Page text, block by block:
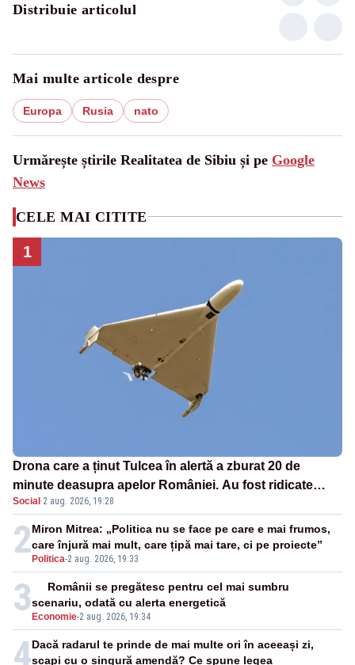
Distribuie articolul
Mai multe articole despre
Europa Rusia nato
Urmărește știrile Realitatea de Sibiu și pe Google
News
CELE MAI CITITE
1
Drona care a ținut Tulcea în alertă a zburat 20 de
minute deasupra apelor României. Au fost ridicate
două F-16
Social ·2 aug. 2026, 19:28
2 Politica-2 aug. 2026, 19:33
Miron Mitrea: „Politica nu se face pe care e mai frumos,
care înjură mai mult, care țipă mai tare, ci pe proiecte”
3 Economie-2 aug. 2026, 19:34
Românii se pregătesc pentru cel mai sumbru
scenariu, odată cu alerta energetică
4Dacă radarul te prinde de mai multe ori în aceeași zi,
scapi cu o singură amendă? Ce spune legea